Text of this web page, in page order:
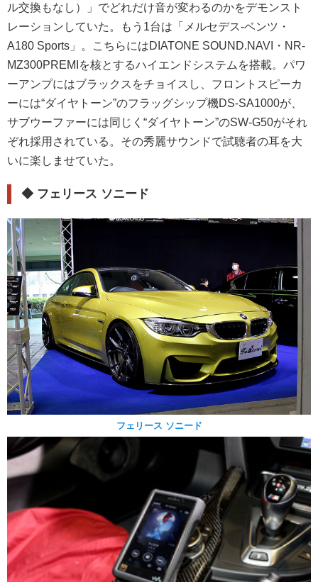
ル交換もなし）」でどれだけ音が変わるのかをデモンスト
レーションしていた。もう1台は「メルセデス-ベンツ・
A180 Sports」。こちらにはDIATONE SOUND.NAVI・NR-
MZ300PREMIを核とするハイエンドシステムを搭載。パワ
ーアンプにはブラックスをチョイスし、フロントスピーカ
ーには“ダイヤトーン”のフラッグシップ機DS-SA1000が、
サブウーファーには同じく“ダイヤトーン”のSW-G50がそれ
ぞれ採用されている。その秀麗サウンドで試聴者の耳を大
いに楽しませていた。
◆ フェリース ソニード
フェリース ソニード